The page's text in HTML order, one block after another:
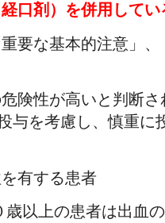
口剤）を併用してい
重要な基本的注意」
険性が高いと判断
与を考慮し、慎重に
有する患者
歳以上の患者は出血